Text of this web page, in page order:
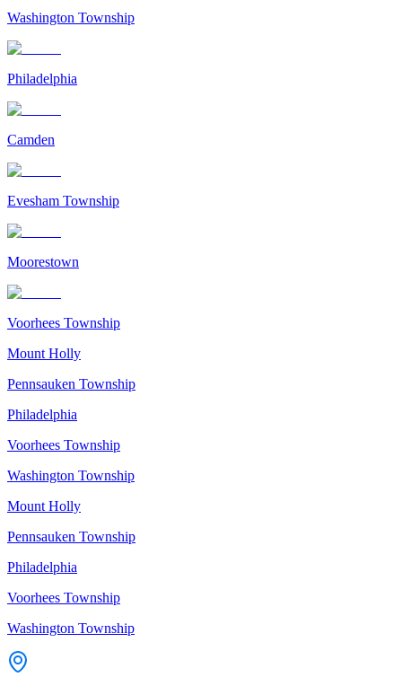
Washington Township
Philadelphia
Camden
Evesham Township
Moorestown
Voorhees Township
Mount Holly
Pennsauken Township
Philadelphia
Voorhees Township
Washington Township
Mount Holly
Pennsauken Township
Philadelphia
Voorhees Township
Washington Township